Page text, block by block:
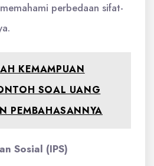
perbedaan sifat-
KEMAMPUAN
SOAL UANG
PEMBAHASANNYA
Sosial (IPS)